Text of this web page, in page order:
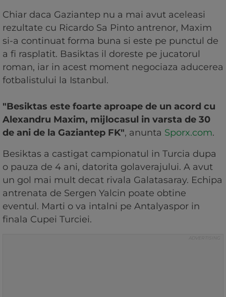
Chiar daca Gaziantep nu a mai avut aceleasi
rezultate cu Ricardo Sa Pinto antrenor, Maxim
si-a continuat forma buna si este pe punctul de
a fi rasplatit. Basiktas il doreste pe jucatorul
roman, iar in acest moment negociaza aducerea
fotbalistului la Istanbul.
"Besiktas este foarte aproape de un acord cu
Alexandru Maxim, mijlocasul in varsta de 30
de ani de la Gaziantep FK", anunta Sporx.com.
Besiktas a castigat campionatul in Turcia dupa
o pauza de 4 ani, datorita golaverajului. A avut
un gol mai mult decat rivala Galatasaray. Echipa
antrenata de Sergen Yalcin poate obtine
eventul. Marti o va intalni pe Antalyaspor in
finala Cupei Turciei.